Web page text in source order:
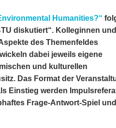
Humanities?“
diskutiert“. Kolleginnen und
des Themenfeldes
dabei jeweils eigene
und kulturellen
Das Format der
Einstieg werden
Frage-Antwort-Spiel